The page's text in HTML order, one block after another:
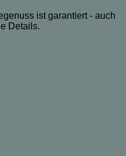
ist garantiert - auch
Details.